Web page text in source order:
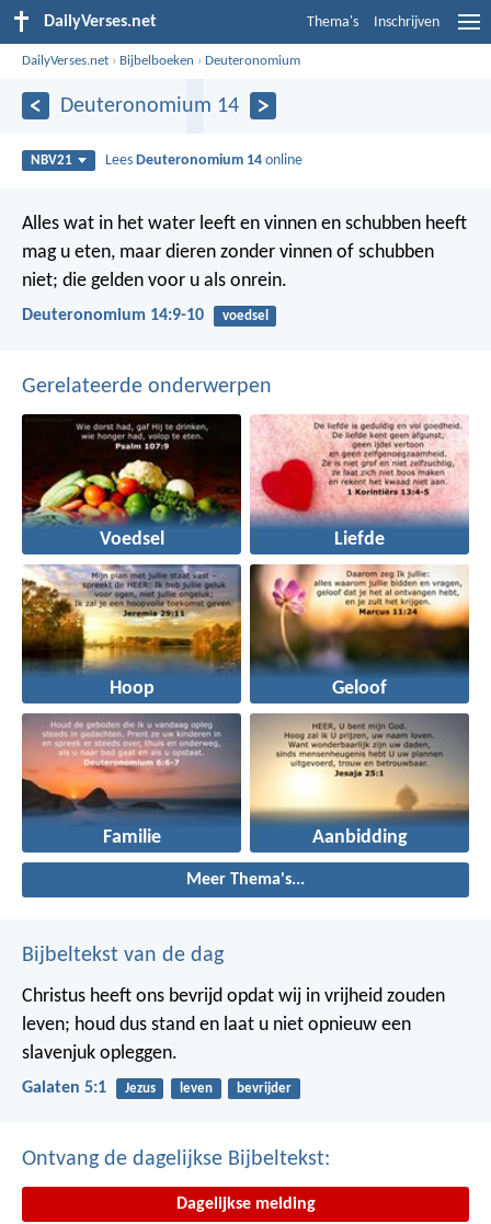
DailyVerses.net Thema's Inschrijven
DailyVerses.net › Bijbelboeken ›Deuteronomium
Deuteronomium 14
NBV21 Lees Deuteronomium 14 online
Alles wat in het water leeft en vinnen en schubben heeft
mag u eten, maar dieren zonder vinnen of schubben
niet; die gelden voor u als onrein.
Deuteronomium 14:9-10 voedsel
Gerelateerde onderwerpen
Voedsel Liefde
Hoop Geloof
Familie Aanbidding
Meer Thema's...
Bijbeltekst van de dag
Christus heeft ons bevrijd opdat wij in vrijheid zouden
leven; houd dus stand en laat u niet opnieuw een
slavenjuk opleggen.
Galaten 5:1 Jezus leven bevrijder
Ontvang de dagelijkse Bijbeltekst:
Dagelijkse melding